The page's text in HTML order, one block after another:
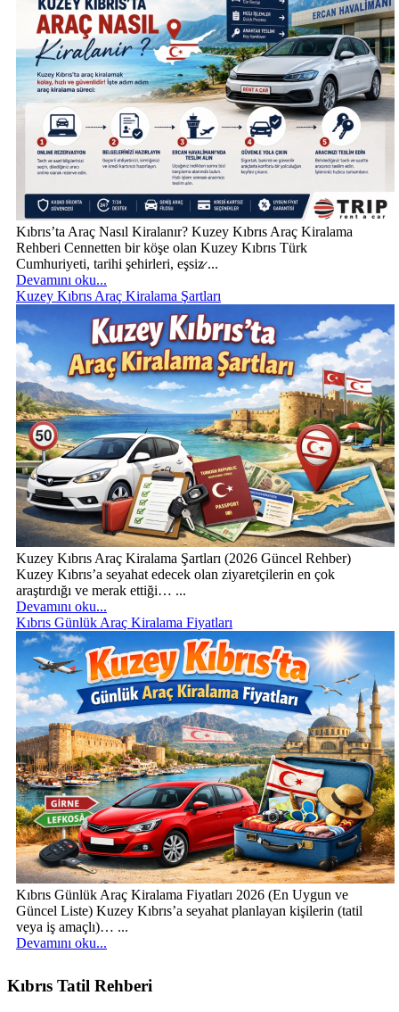
Kıbrıs’ta Araç Nasıl Kiralanır? Kuzey Kıbrıs Araç Kiralama
Rehberi Cennetten bir köşe olan Kuzey Kıbrıs Türk
Cumhuriyeti, tarihi şehirleri, eşsiz̷ ...
Devamını oku...
Kuzey Kıbrıs Araç Kiralama Şartları
Kuzey Kıbrıs Araç Kiralama Şartları (2026 Güncel Rehber)
Kuzey Kıbrıs’a seyahat edecek olan ziyaretçilerin en çok
araştırdığı ve merak ettiği… ...
Devamını oku...
Kıbrıs Günlük Araç Kiralama Fiyatları
Kıbrıs Günlük Araç Kiralama Fiyatları 2026 (En Uygun ve
Güncel Liste) Kuzey Kıbrıs’a seyahat planlayan kişilerin (tatil
veya iş amaçlı)… ...
Devamını oku...
Kıbrıs Tatil Rehberi